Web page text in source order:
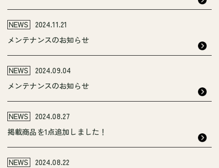
NEWS
2024.11.21
メンテナンスのお知らせ
NEWS
2024.09.04
メンテナンスのお知らせ
NEWS
2024.08.27
掲載商品を1点追加しました！
NEWS
2024.08.22